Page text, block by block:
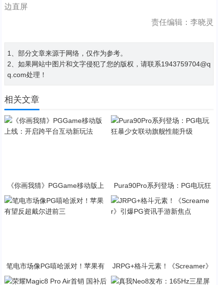
边直屏
责任编辑：李晓灵
1、部分文章来源于网络，仅作为参考。
2、如果网站中图片和文字侵犯了您的版权，请联系1943759704@q
q.com处理！
相关文章
《你画我猜》PGGame移动版上
线：开启跨平台互动新玩法
Pura90Pro系列登场：PG电玩狂
暴少女联动旗舰性能升级
笔电市场像PG嘻哈派对！苹果有
JRPG+格斗元素！《Screamer》